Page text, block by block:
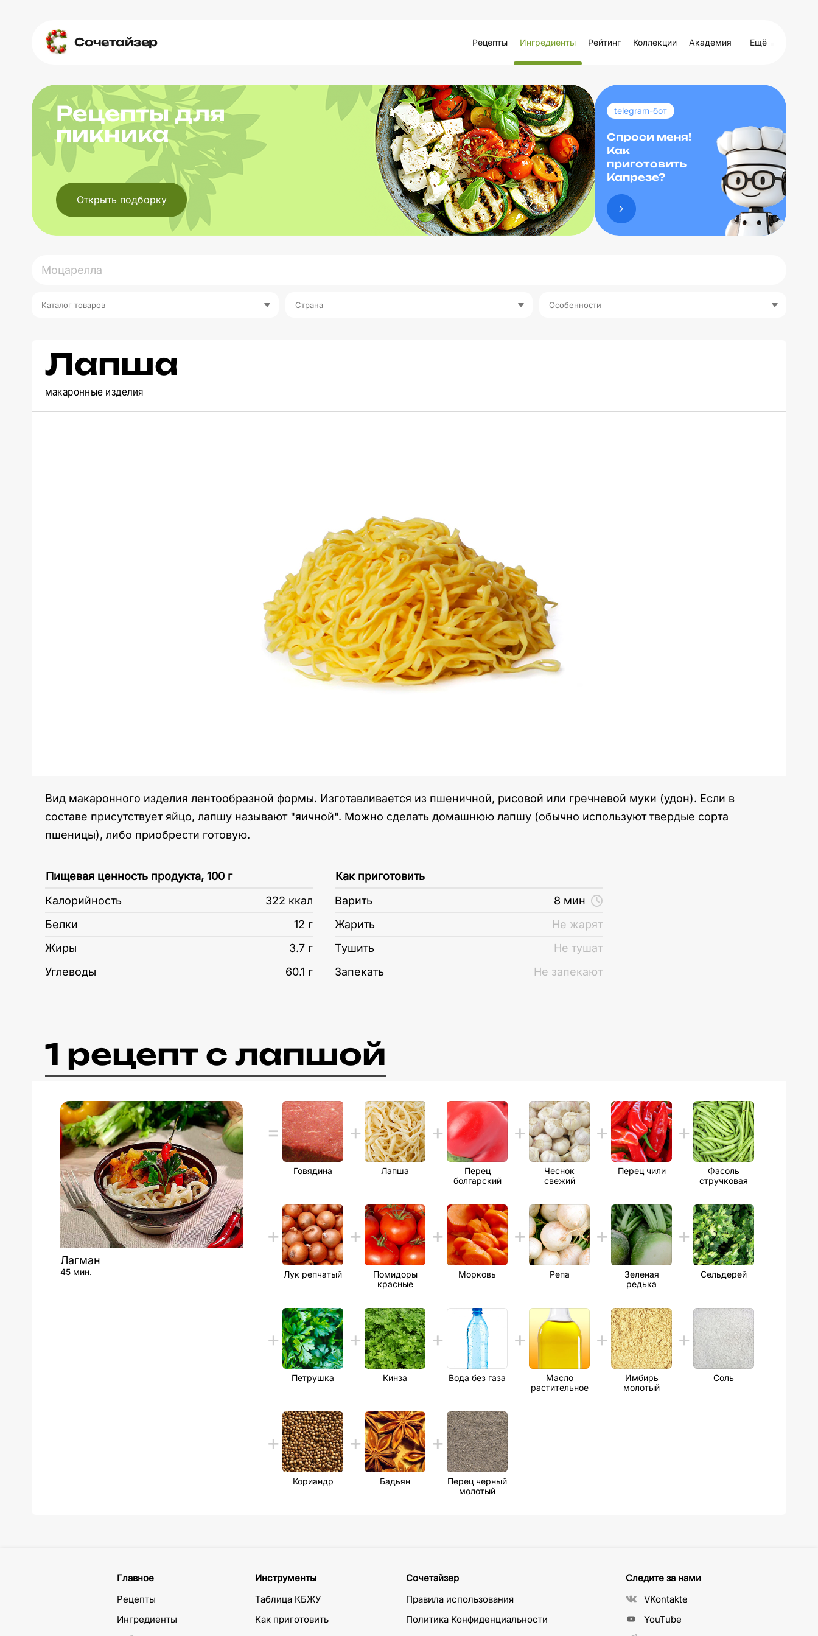
Сочетайзер Рецепты Ингредиенты Рейтинг Коллекции Академия Ещё
Рецепты для
пикника
Открыть подборку
telegram-бот
Спроси меня!
Как
приготовить
Капрезе?
Каталог товаров Страна Особенности
Лапша
макаронные изделия
Вид макаронного изделия лентообразной формы. Изготавливается из пшеничной, рисовой или гречневой муки (удон). Если в
составе присутствует яйцо, лапшу называют "яичной". Можно сделать домашнюю лапшу (обычно используют твердые сорта
пшеницы), либо приобрести готовую.
Пищевая ценность продукта, 100 г
Калорийность
322 ккал
Белки
12 г
Жиры
3.7 г
Углеводы
60.1 г
Как приготовить
Варить
8 мин
Жарить
Не жарят
Тушить
Не тушат
Запекать
Не запекают
1 рецепт c лапшой
Лагман
45 мин.
Говядина Лапша
Перец
болгарский
Чеснок
свежий
Перец чили
Фасоль
стручковая
Лук репчатый
Помидоры
красные
Морковь Репа
Зеленая
редька
Сельдерей
Петрушка Кинза Вода без газа
Масло
растительное
Имбирь
молотый
Соль
Кориандр Бадьян
Перец черный
молотый
Главное
Рецепты
Ингредиенты
Инструменты
Таблица КБЖУ
Как приготовить
Сочетайзер
Правила использования
Политика Конфиденциальности
Следите за нами
VKontakte
YouTube